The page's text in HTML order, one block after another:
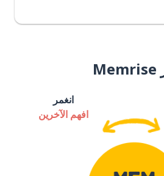
انغمر
افهم الآخرين